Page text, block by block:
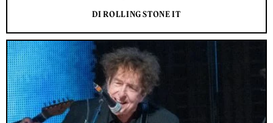
DI ROLLING STONE IT